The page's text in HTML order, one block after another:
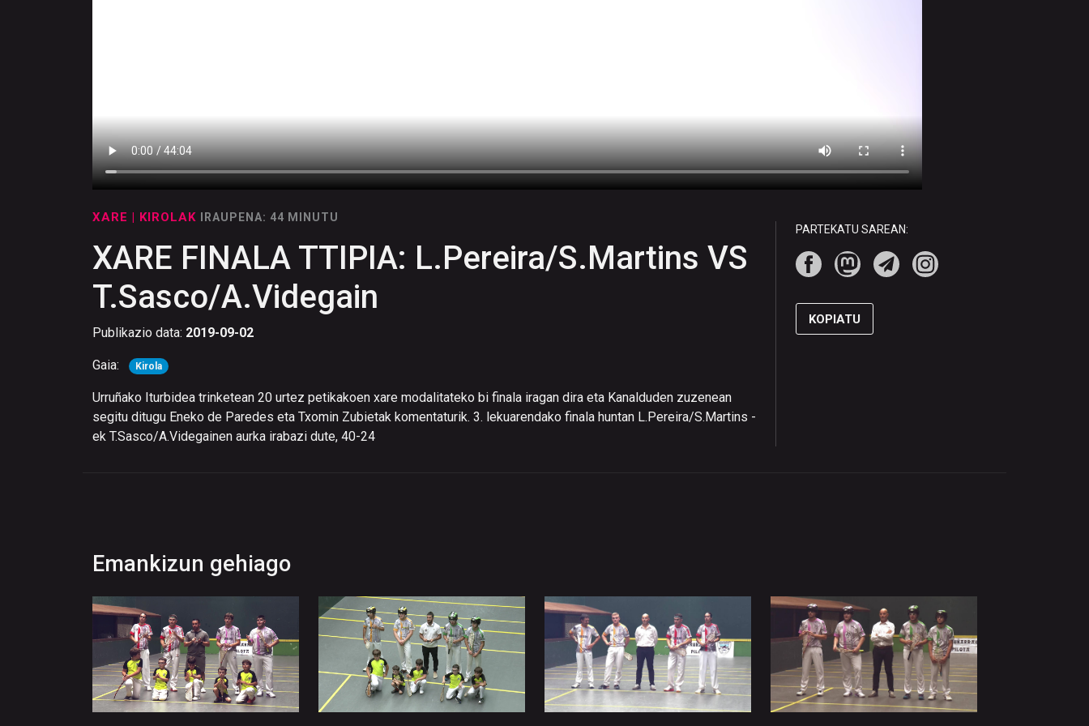
XARE | KIROLAK IRAUPENA: 44 MINUTU
XARE FINALA TTIPIA: L.Pereira/S.Martins VS
T.Sasco/A.Videgain
Publikazio data: 2019-09-02
Gaia: Kirola
Urruñako Iturbidea trinketean 20 urtez petikakoen xare modalitateko bi finala iragan dira eta Kanalduden zuzenean
segitu ditugu Eneko de Paredes eta Txomin Zubietak komentaturik. 3. lekuarendako finala huntan L.Pereira/S.Martins -
ek T.Sasco/A.Videgainen aurka irabazi dute, 40-24
PARTEKATU SAREAN:
KOPIATU
Emankizun gehiago